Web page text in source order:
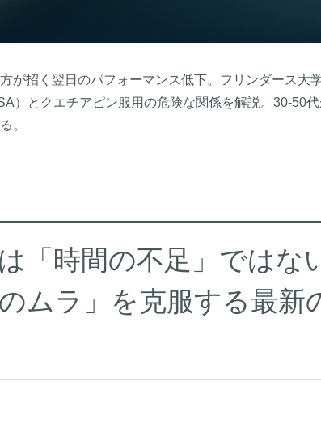
が招く翌日のパフォーマンス低下。フリンダース大
）とクエチアピン服用の危険な関係を解説。30-50
。
「時間の不足」ではな
ムラ」を克服する最新